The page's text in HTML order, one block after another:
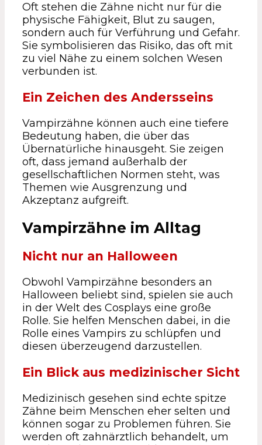
Oft stehen die Zähne nicht nur für die
physische Fähigkeit, Blut zu saugen,
sondern auch für Verführung und Gefahr.
Sie symbolisieren das Risiko, das oft mit
zu viel Nähe zu einem solchen Wesen
verbunden ist.
Ein Zeichen des Andersseins
Vampirzähne können auch eine tiefere
Bedeutung haben, die über das
Übernatürliche hinausgeht. Sie zeigen
oft, dass jemand außerhalb der
gesellschaftlichen Normen steht, was
Themen wie Ausgrenzung und
Akzeptanz aufgreift.
Vampirzähne im Alltag
Nicht nur an Halloween
Obwohl Vampirzähne besonders an
Halloween beliebt sind, spielen sie auch
in der Welt des Cosplays eine große
Rolle. Sie helfen Menschen dabei, in die
Rolle eines Vampirs zu schlüpfen und
diesen überzeugend darzustellen.
Ein Blick aus medizinischer Sicht
Medizinisch gesehen sind echte spitze
Zähne beim Menschen eher selten und
können sogar zu Problemen führen. Sie
werden oft zahnärztlich behandelt, um